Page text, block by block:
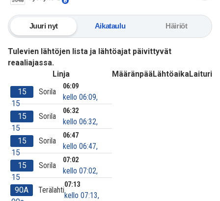
Juuri nyt Aikataulu Häiriöt
Tulevien lähtöjen lista ja lähtöajat päivittyvät
reaaliajassa.
Linja
MääränpääLähtöaikaLaituri
15
15
Sorila
06:09
kello 06:09,
15
15
Sorila
06:32
kello 06:32,
15
15
Sorila
06:47
kello 06:47,
15
15
Sorila
07:02
kello 07:02,
90A
Terälahti
07:13
kello 07:13,